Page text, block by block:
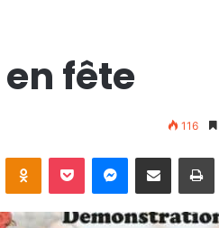
fête
116